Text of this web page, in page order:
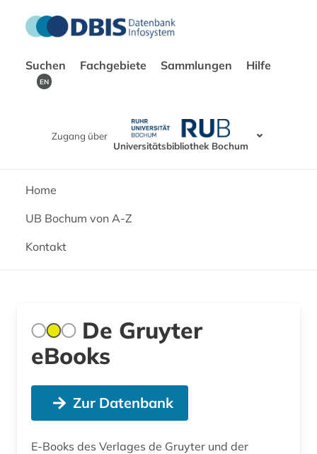
Suchen Fachgebiete Sammlungen Hilfe
EN
Zugang über
Universitätsbibliothek Bochum
Home
UB Bochum von A-Z
Kontakt
De Gruyter
eBooks
Zur Datenbank
E-Books des Verlages de Gruyter und der